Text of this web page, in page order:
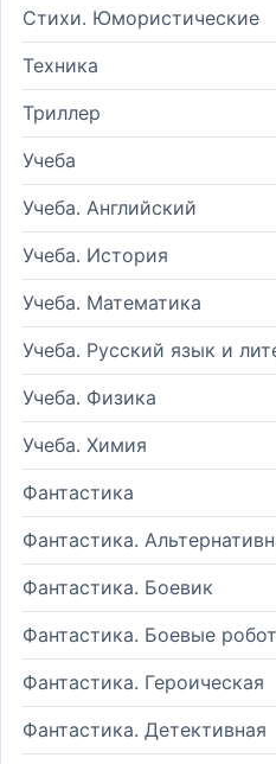
Стихи. Юмористические
Техника
Триллер
Учеба
Учеба. Английский
Учеба. История
Учеба. Математика
Учеба. Русский язык и
Учеба. Физика
Учеба. Химия
Фантастика
Фантастика.
Фантастика. Боевик
Фантастика. Боевые
Фантастика. Героическая
Фантастика. Детективная